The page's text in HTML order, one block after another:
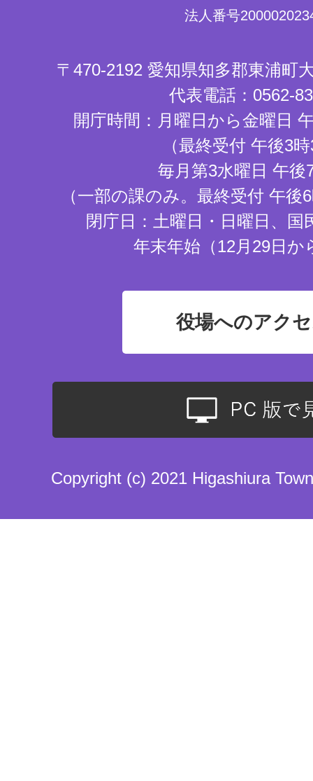
法人番号
〒470-2192 愛知県知多郡東浦町
代表電話：0562-
開庁時間：月曜日から金曜日
（最終受付 午後3
毎月第3水曜日 午後
（一部の課のみ。最終受付 午
閉庁日：土曜日・日曜日、国
年末年始（12月29日か
役場へのアク
Copyright (c) 2021 Higashiura